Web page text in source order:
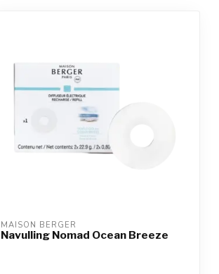
MAISON BERGER
Navulling Nomad Ocean Breeze